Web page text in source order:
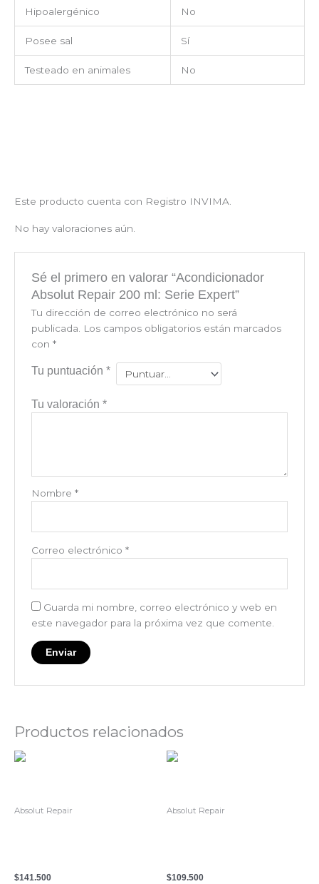
Hipoalergénico No
Posee sal Sí
Testeado en animales No
Este producto cuenta con Registro INVIMA.
No hay valoraciones aún.
Sé el primero en valorar “Acondicionador
Absolut Repair 200 ml: Serie Expert”
Tu dirección de correo electrónico no será
publicada.
Los campos obligatorios están marcados
con *
Tu puntuación *
Tu valoración *
Nombre *
Correo electrónico *
Guarda mi nombre, correo electrónico y web en
este navegador para la próxima vez que comente.
Productos relacionados
Absolut Repair
$141.500
Absolut Repair
$109.500